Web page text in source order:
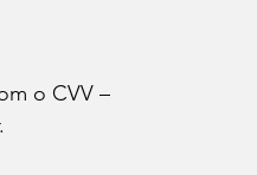
o CVV –